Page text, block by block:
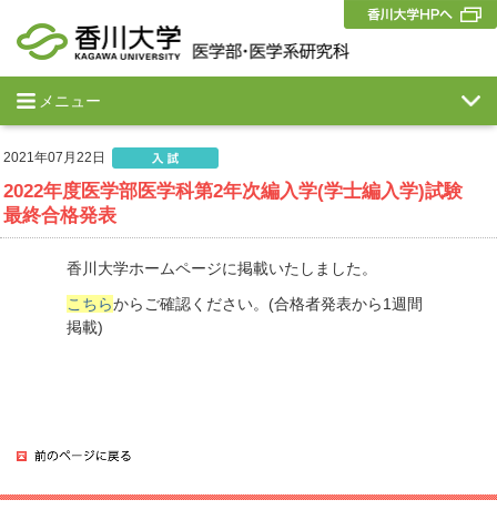
メニュー
2021年07月22日
2022年度医学部医学科第2年次編入学(学士編入学)試験
最終合格発表
香川大学ホームページに掲載いたしました。
こちらからご確認ください。(合格者発表から1週間
掲載)